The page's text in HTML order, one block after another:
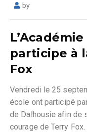
by
participe à
Fox
Vendredi le 25
école ont participé
de Dalhousie afin de
courage de Terry